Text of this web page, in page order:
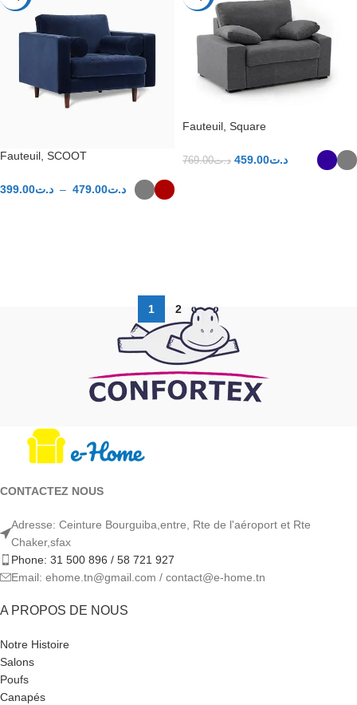
Fauteuil, SCOOT
د.ت399.00 – د.ت479.00
Fauteuil, Square
د.ت769.00 د.ت459.00
1 2 →
CONTACTEZ NOUS
Adresse: Ceinture Bourguiba,entre, Rte de l'aéroport et Rte
Chaker,sfax
Phone: 31 500 896 / 58 721 927
Email: ehome.tn@gmail.com / contact@e-home.tn
A PROPOS DE NOUS
Notre Histoire
Salons
Poufs
Canapés